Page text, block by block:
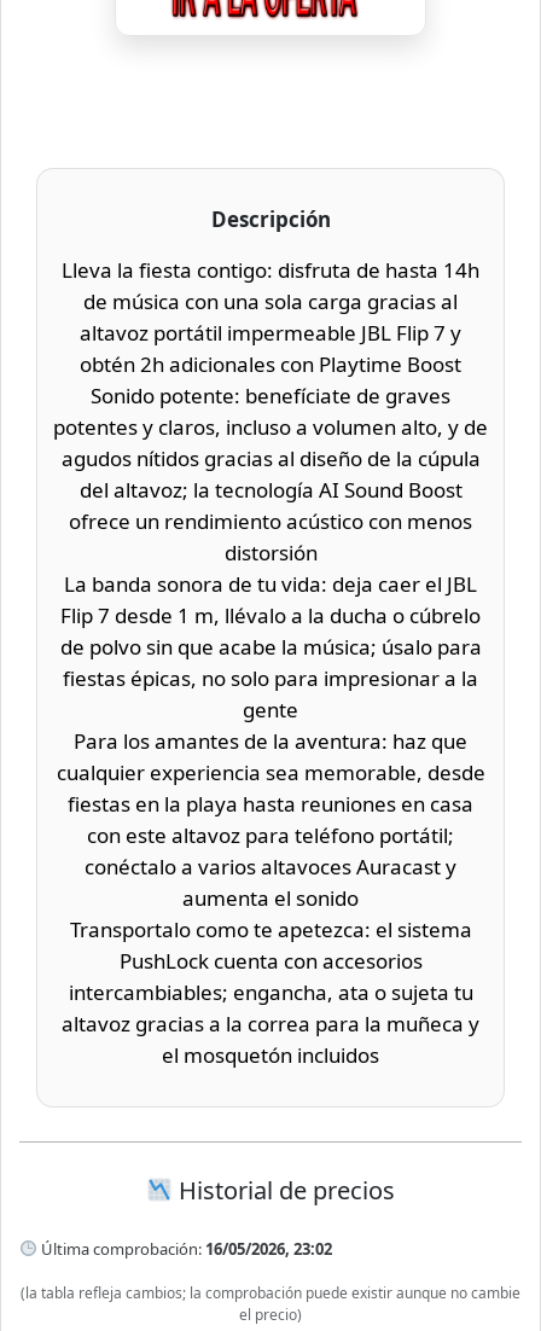
Descripción
Lleva la fiesta contigo: disfruta de hasta 14h
de música con una sola carga gracias al
altavoz portátil impermeable JBL Flip 7 y
obtén 2h adicionales con Playtime Boost
Sonido potente: benefíciate de graves
potentes y claros, incluso a volumen alto, y de
agudos nítidos gracias al diseño de la cúpula
del altavoz; la tecnología AI Sound Boost
ofrece un rendimiento acústico con menos
distorsión
La banda sonora de tu vida: deja caer el JBL
Flip 7 desde 1 m, llévalo a la ducha o cúbrelo
de polvo sin que acabe la música; úsalo para
fiestas épicas, no solo para impresionar a la
gente
Para los amantes de la aventura: haz que
cualquier experiencia sea memorable, desde
fiestas en la playa hasta reuniones en casa
con este altavoz para teléfono portátil;
conéctalo a varios altavoces Auracast y
aumenta el sonido
Transportalo como te apetezca: el sistema
PushLock cuenta con accesorios
intercambiables; engancha, ata o sujeta tu
altavoz gracias a la correa para la muñeca y
el mosquetón incluidos
Historial de precios
Última comprobación: 16/05/2026, 23:02
(la tabla refleja cambios; la comprobación puede existir aunque no cambie
el precio)